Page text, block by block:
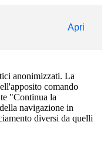
Apri
anonimizzati. La
comando
"Continua la
navigazione in
diversi da quelli